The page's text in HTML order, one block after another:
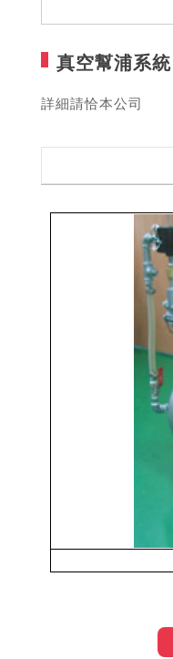
真空幫浦系統
詳細請恰本公司